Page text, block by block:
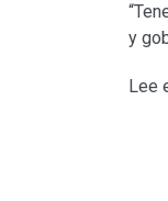
y
Lee